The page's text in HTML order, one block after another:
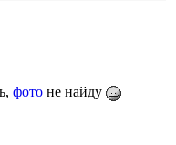
фото не найду